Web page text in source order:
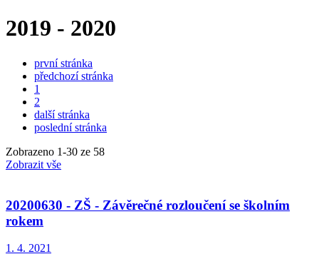
2019 - 2020
první stránka
předchozí stránka
1
2
další stránka
poslední stránka
Zobrazeno 1-30 ze 58
Zobrazit vše
20200630 - ZŠ - Závěrečné rozloučení se školním
rokem
1. 4. 2021